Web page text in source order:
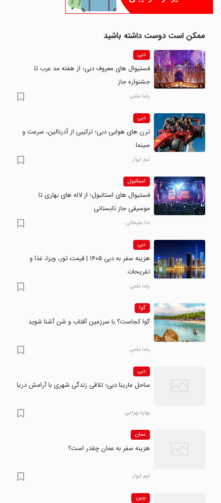
ممکن است دوست داشته باشید
دبی
فستیوال های معروف دبی؛ از هفته مد عرب تا
جشنواره جاز
رضا علمی
دبی
ترن های هوایی دبی؛ ترکیبی از آدرنالین، سرعت و
سینما
تیم ایوار
استانبول
فستیوال های استانبول؛ از لاله های بهاری تا
موسیقی جاز تابستانی
ندا علیخانی
دبی
هزینه سفر به دبی ۱۴۰۵ | قیمت تور، ویزا، غذا و
تفریحات
رضا علمی
گوا
گوا کجاست؟ با سرزمین آفتاب و شن آشنا شوید
رضا علمی
دبی
ساحل مارینا دبی؛ تلاقی زندگی شهری با آرامش دریا
بهاره بهرامی
عمان
هزینه سفر به عمان چقدر است؟
تیم ایوار
چین